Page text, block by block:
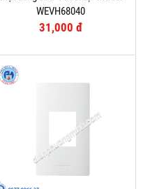
WEVH68040
31,000 đ